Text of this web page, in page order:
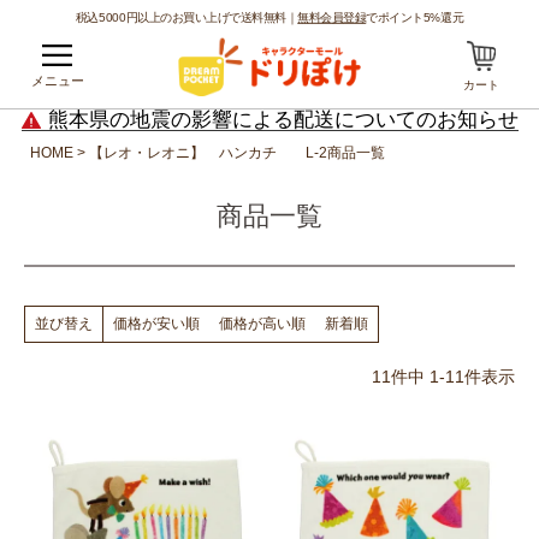
税込5000円以上のお買い上げで送料無料｜無料会員登録でポイント5%還元
メニュー カート
熊本県の地震の影響による配送についてのお知らせ
HOME 【レオ・レオニ】 ハンカチ L-2商品一覧
商品一覧
並び替え 価格が安い順 価格が高い順 新着順
11件中 1-11件表示